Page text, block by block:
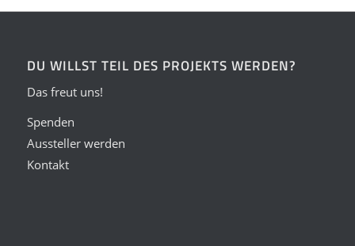
DU WILLST TEIL DES PROJEKTS WERDEN?
Das freut uns!
Spenden
Aussteller werden
Kontakt